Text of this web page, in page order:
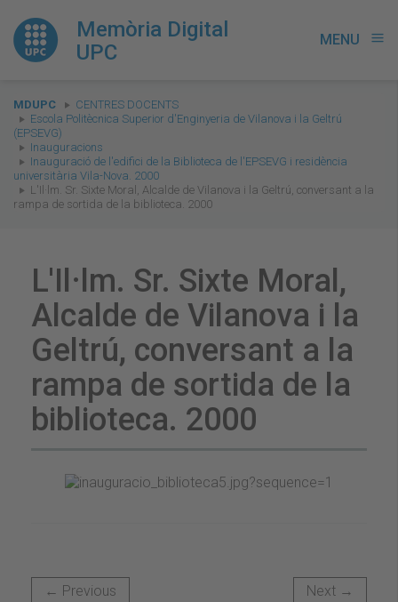
Memòria Digital
UPC
MENU menu
You
are
here:
MDUPC
CENTRES DOCENTS
Escola Politècnica Superior d'Enginyeria de Vilanova i la Geltrú
(EPSEVG)
Inauguracions
Inauguració de l'edifici de la Biblioteca de l'EPSEVG i residència
universitària Vila-Nova. 2000
L'Il·lm. Sr. Sixte Moral, Alcalde de Vilanova i la Geltrú, conversant a la
rampa de sortida de la biblioteca. 2000
L'Il·lm. Sr. Sixte Moral,
Alcalde de Vilanova i la
Geltrú, conversant a la
rampa de sortida de la
biblioteca. 2000
← Previous Next →